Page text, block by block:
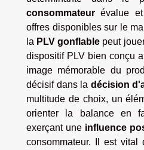
consommateur évalue
offres disponibles sur le
la PLV gonflable peut
dispositif PLV bien conçu
image mémorable du
décisif dans la décision
multitude de choix, un
orienter la balance en
exerçant une influence
consommateur. Il est